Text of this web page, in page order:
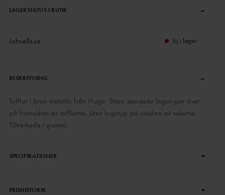
LAGERSTATUS I BUTIK –
Johnells.se Ej i lager
BESKRIVNING –
Tofflor i brun metallic från Hugo. Stora stansade logotyper över
på framsidan av tofflorna. Liten logotyp på utsidan av sulorna.
Tillverkade i gummi.
SPECIFIKATIONER +
PRISHISTORIK +